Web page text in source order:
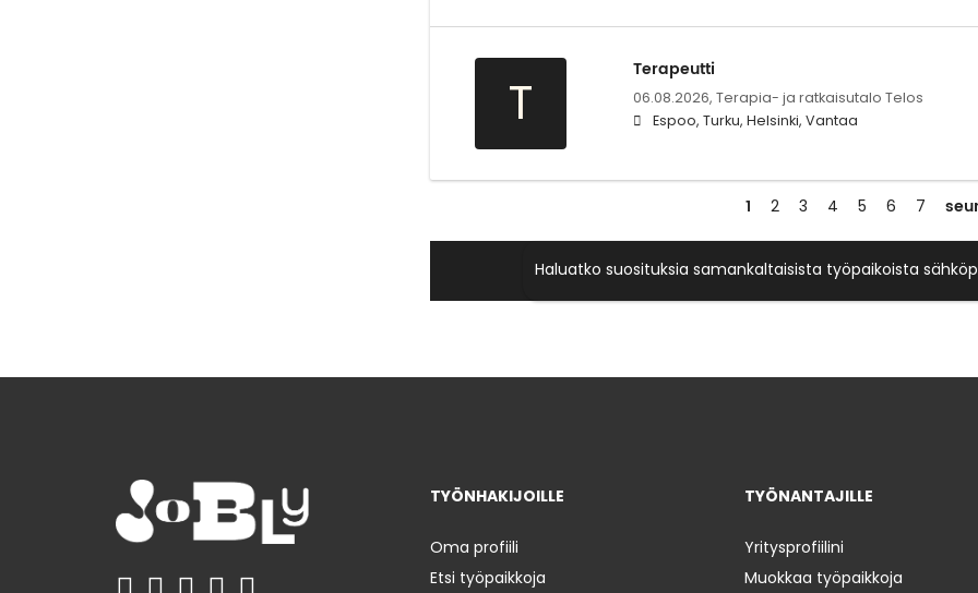
T
Terapeutti
06.08.2026, Terapia- ja ratkaisutalo Telos
Espoo, Turku, Helsinki, Vantaa
1 2 3 4 5 6 7
Haluatko suosituksia samankaltaisista työpaikoista
TYÖNHAKIJOILLE
Oma profiili
Etsi työpaikkoja
TYÖNANTAJILLE
Yritysprofiilini
Muokkaa työpaikkoja